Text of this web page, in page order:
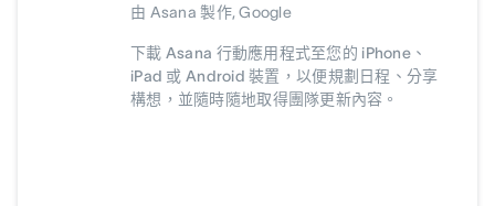
由 Asana 製作, Google
下載 Asana 行動應用程式至您的 iPhone、
iPad 或 Android 裝置，以便規劃日程、分享
構想，並隨時隨地取得團隊更新內容。